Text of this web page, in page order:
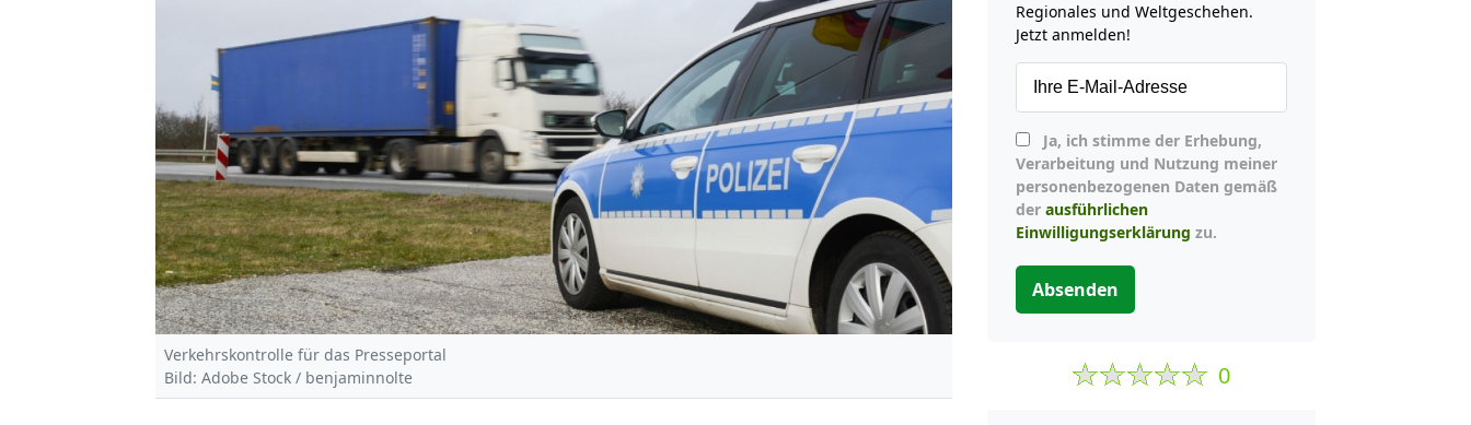
Verkehrskontrolle für das Presseportal
Bild: Adobe Stock / benjaminnolte
Regionales und Weltgeschehen.
Jetzt anmelden!
Verarbeitung und Nutzung meiner
personenbezogenen Daten gemäß
der ausführlichen
Einwilligungserklärung zu.
Absenden
0